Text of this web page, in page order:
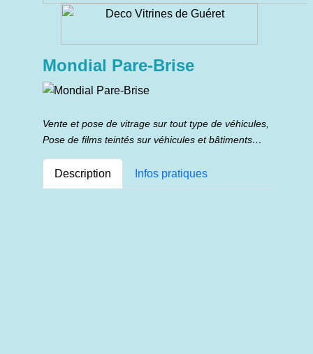
Mondial Pare-Brise
Vente et pose de vitrage sur tout type de véhicules,
Pose de films teintés sur véhicules et bâtiments…
Description Infos pratiques